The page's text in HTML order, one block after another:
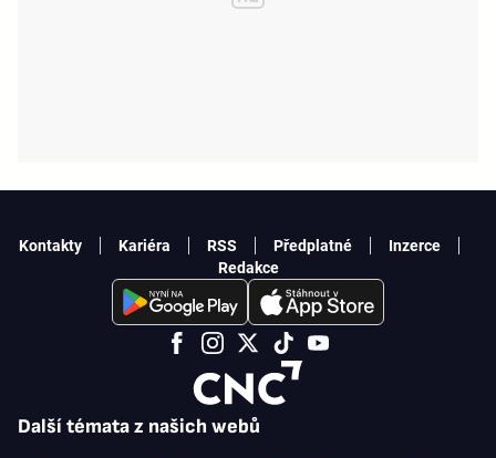
Další témata z našich webů
Kontakty Kariéra RSS Předplatné
Inzerce
Redakce